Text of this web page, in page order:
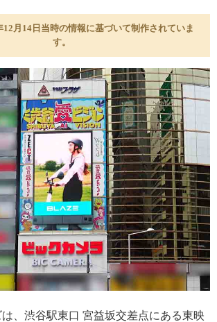
12月14日当時の情報に基づいて制作されていま
す。
、渋谷駅東口 宮益坂交差点にある東映